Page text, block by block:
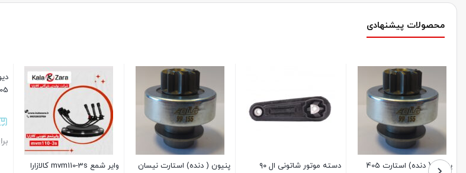
محصولات پیشنهادی
پنیون ( دنده) استارت 405
دسته موتور شاتونی ال ۹۰
پنیون ( دنده) استارت نیسان
وایر شمع mvm110-3s کالازارا
405